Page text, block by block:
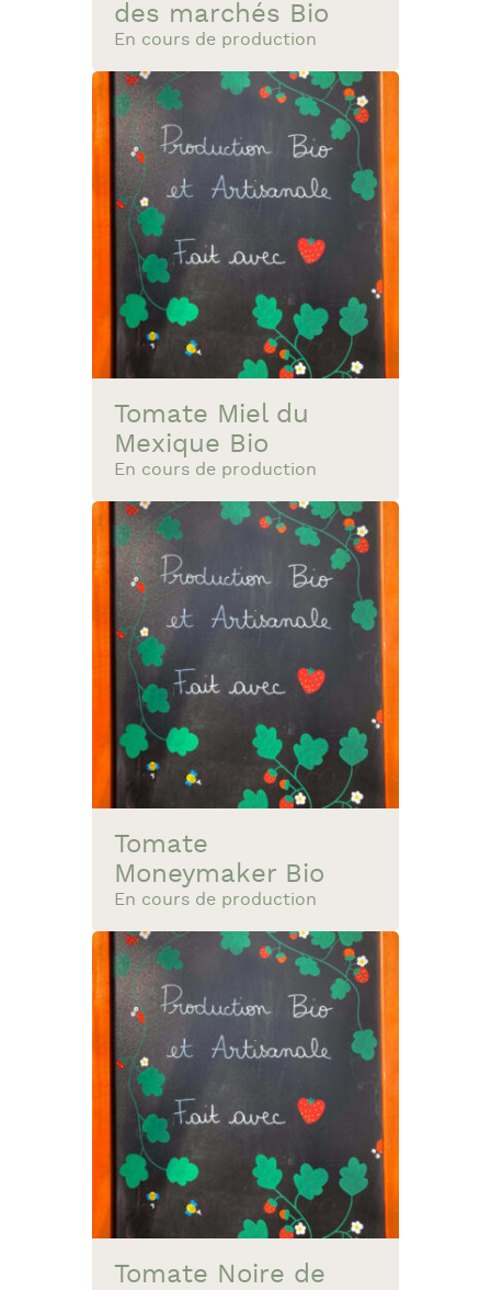
des marchés Bio
En cours de production
Tomate Miel du
Mexique Bio
En cours de production
Tomate
Moneymaker Bio
En cours de production
Tomate Noire de